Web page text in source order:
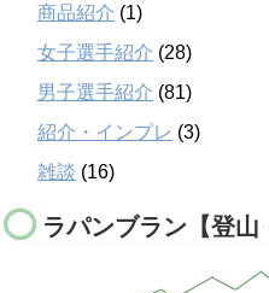
商品紹介 (1)
女子選手紹介 (28)
男子選手紹介 (81)
紹介・インプレ (3)
雑談 (16)
ラパンブラン【登山